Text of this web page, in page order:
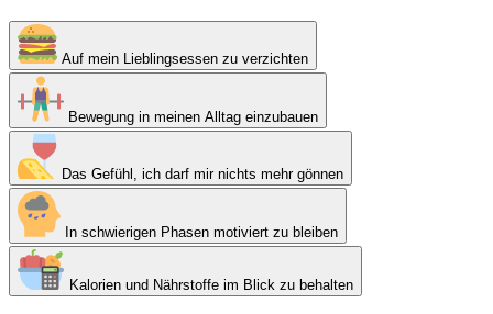
Auf mein Lieblingsessen zu verzichten
Bewegung in meinen Alltag einzubauen
Das Gefühl, ich darf mir nichts mehr gönnen
In schwierigen Phasen motiviert zu bleiben
Kalorien und Nährstoffe im Blick zu behalten